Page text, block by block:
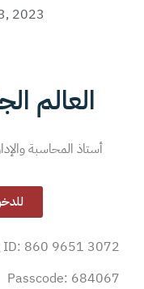
2023
العالم
أستاذ المحاسبة
ID: 860 9651 3072
Passcode: 684067